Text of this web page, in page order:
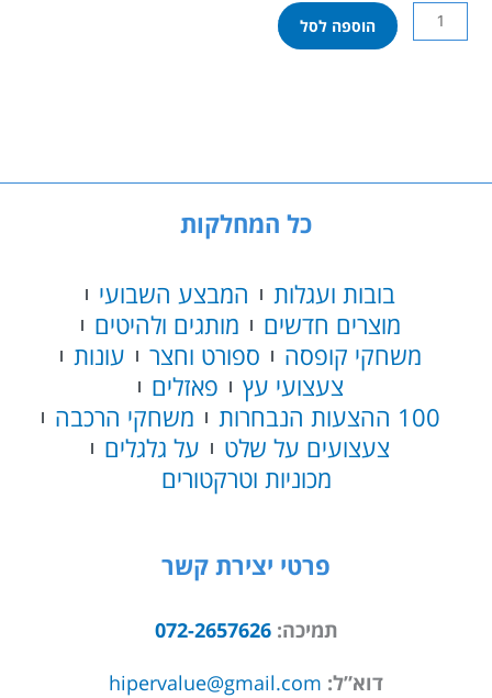
כמות
של
מחמד
הוספה לסל
כל המחלקות
בובות ועגלות
המבצע השבועי
מוצרים חדשים
מותגים ולהיטים
משחקי קופסה
ספורט וחצר
עונות
צעצועי עץ
פאזלים
100 ההצעות הנבחרות
משחקי הרכבה
צעצועים על שלט
על גלגלים
מכוניות וטרקטורים
פרטי יצירת קשר
תמיכה:072-2657626
דוא”ל: hipervalue@gmail.com